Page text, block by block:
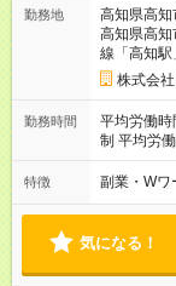
長手当（月30，000円
変更あり 月給202，200円
金を反映済
ては変動の
い 【試
勤務地
高知県高知
高知県高
線「高知駅
株式会
勤務時間
平均労働
制 平均労働時間：1ヶ月あたり180時間40分 10:00～20:00のシ
フト制
特徴 副業・Wワ
気になる！